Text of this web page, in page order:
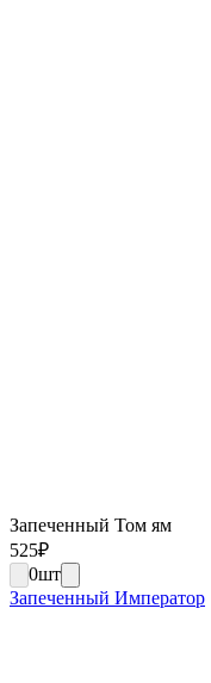
Запеченный Том ям
525₽
0шт
Запеченный Император